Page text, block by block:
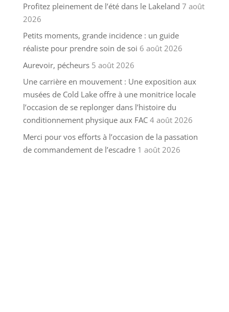
Profitez pleinement de l’été dans le Lakeland 7 août
2026
Petits moments, grande incidence : un guide
réaliste pour prendre soin de soi 6 août 2026
Aurevoir, pécheurs 5 août 2026
Une carrière en mouvement : Une exposition aux
musées de Cold Lake offre à une monitrice locale
l’occasion de se replonger dans l’histoire du
conditionnement physique aux FAC 4 août 2026
Merci pour vos efforts à l’occasion de la passation
de commandement de l’escadre 1 août 2026